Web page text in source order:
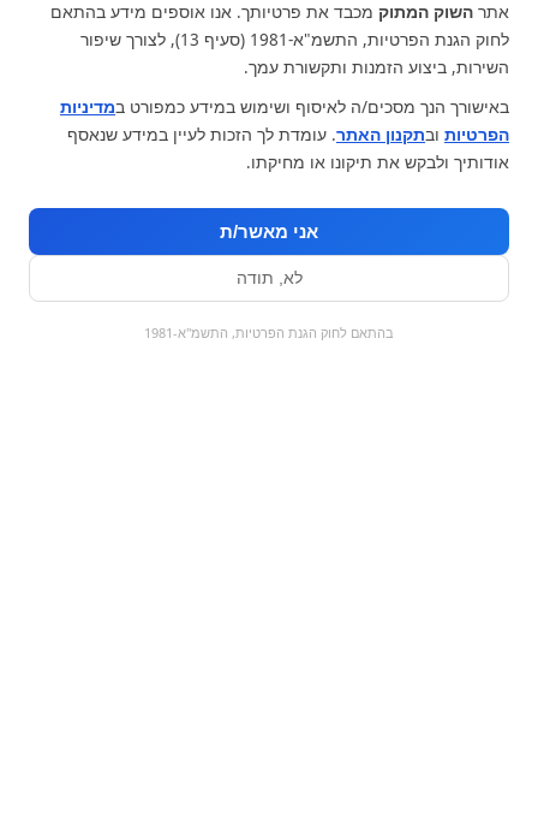
כל המוצרים
0
הקניות שלי מבצעים
אתר השוק המתוק מכבד את פרטיותך. אנו אוספים מידע בהתאם
לחוק הגנת הפרטיות, התשמ"א-1981 (סעיף 13), לצורך שיפור
השירות, ביצוע הזמנות ותקשורת עמך.
באישורך הנך מסכים/ה לאיסוף ושימוש במידע כמפורט במדיניות
הפרטיות ובתקנון האתר. עומדת לך הזכות לעיין במידע שנאסף
אודותיך ולבקש את תיקונו או מחיקתו.
אני מאשר/ת
לא, תודה
בהתאם לחוק הגנת הפרטיות, התשמ"א-1981